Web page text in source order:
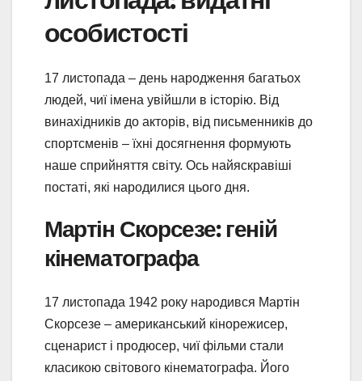
особистості
17 листопада – день народження багатьох
людей, чиї імена увійшли в історію. Від
винахідників до акторів, від письменників до
спортсменів – їхні досягнення формують
наше сприйняття світу. Ось найяскравіші
постаті, які народилися цього дня.
Мартін Скорсезе: геній
кінематографа
17 листопада 1942 року народився Мартін
Скорсезе – американський кінорежисер,
сценарист і продюсер, чиї фільми стали
класикою світового кінематографа. Його